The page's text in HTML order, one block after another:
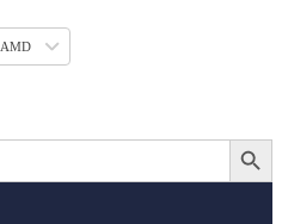
AMD
Search Button